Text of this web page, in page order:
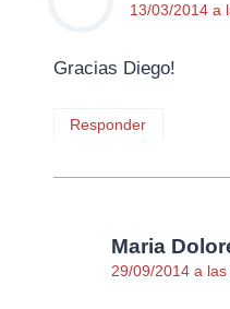
13/03/2014 a
Gracias Diego!
Responder
Maria
29/09/2014 a